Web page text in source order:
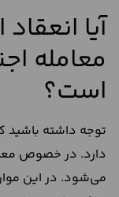
آیا
معامله
است؟
توجه داشته باشید
دارد. در خصوص
می‌شود. در این